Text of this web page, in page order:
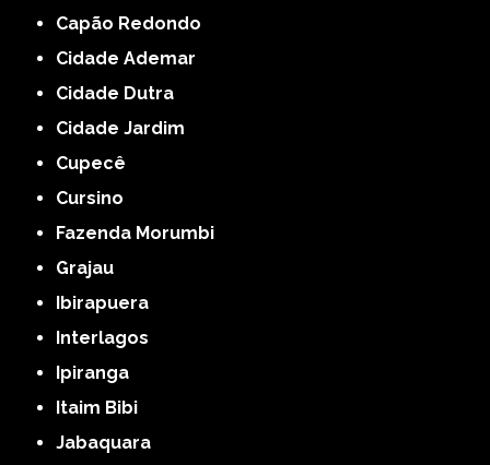
Capão Redondo
Cidade Ademar
Cidade Dutra
Cidade Jardim
Cupecê
Cursino
Fazenda Morumbi
Grajau
Ibirapuera
Interlagos
Ipiranga
Itaim Bibi
Jabaquara